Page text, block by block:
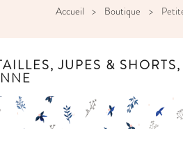
Accueil Boutique
JUPES &